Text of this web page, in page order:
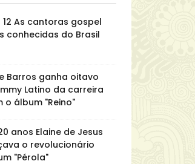
12 As cantoras gospel
conhecidas do Brasil
Barros ganha oitavo
Latino da carreira
o álbum "Reino"
anos Elaine de Jesus
o revolucionário
"Pérola"